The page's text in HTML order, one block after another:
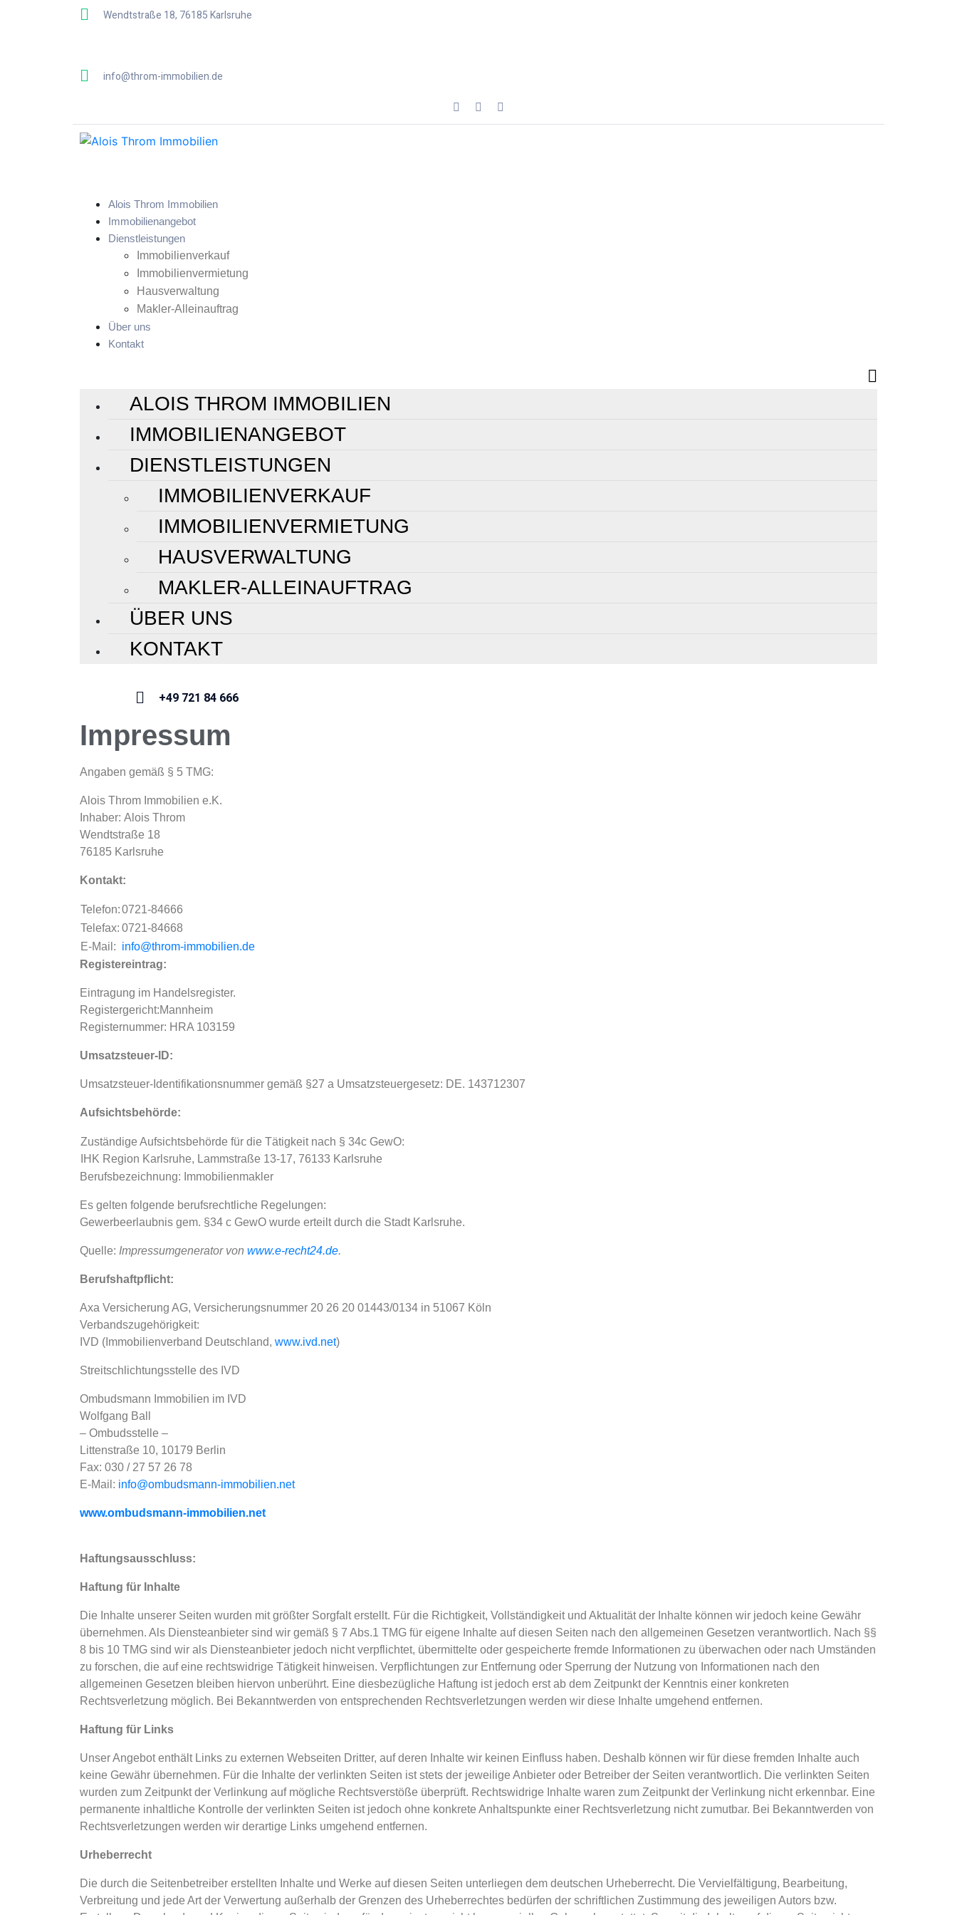
Wendtstraße 18, 76185 Karlsruhe
info@throm-immobilien.de
Alois Throm Immobilien
Immobilienangebot
Dienstleistungen
Immobilienverkauf
Immobilienvermietung
Hausverwaltung
Makler-Alleinauftrag
Über uns
Kontakt
ALOIS THROM IMMOBILIEN
IMMOBILIENANGEBOT
DIENSTLEISTUNGEN
IMMOBILIENVERKAUF
IMMOBILIENVERMIETUNG
HAUSVERWALTUNG
MAKLER-ALLEINAUFTRAG
ÜBER UNS
KONTAKT
+49 721 84 666
Impressum
Angaben gemäß § 5 TMG:
Alois Throm Immobilien e.K.
Inhaber: Alois Throm
Wendtstraße 18
76185 Karlsruhe
Kontakt:
Telefon:0721-84666
Telefax: 0721-84668
E-Mail: info@throm-immobilien.de
Registereintrag:
Eintragung im Handelsregister.
Registergericht:Mannheim
Registernummer: HRA 103159
Umsatzsteuer-ID:
Umsatzsteuer-Identifikationsnummer gemäß §27 a Umsatzsteuergesetz: DE. 143712307
Aufsichtsbehörde:
Zuständige Aufsichtsbehörde für die Tätigkeit nach § 34c GewO:
IHK Region Karlsruhe, Lammstraße 13-17, 76133 Karlsruhe
Berufsbezeichnung: Immobilienmakler
Es gelten folgende berufsrechtliche Regelungen:
Gewerbeerlaubnis gem. §34 c GewO wurde erteilt durch die Stadt Karlsruhe.
Quelle: Impressumgenerator von www.e-recht24.de.
Berufshaftpflicht:
Axa Versicherung AG, Versicherungsnummer 20 26 20 01443/0134 in 51067 Köln
Verbandszugehörigkeit:
IVD (Immobilienverband Deutschland, www.ivd.net)
Streitschlichtungsstelle des IVD
Ombudsmann Immobilien im IVD
Wolfgang Ball
– Ombudsstelle –
Littenstraße 10, 10179 Berlin
Fax: 030 / 27 57 26 78
E-Mail: info@ombudsmann-immobilien.net
www.ombudsmann-immobilien.net
Haftungsausschluss:
Haftung für Inhalte
Die Inhalte unserer Seiten wurden mit größter Sorgfalt erstellt. Für die Richtigkeit, Vollständigkeit und Aktualität der Inhalte können wir jedoch keine Gewähr
übernehmen. Als Diensteanbieter sind wir gemäß § 7 Abs.1 TMG für eigene Inhalte auf diesen Seiten nach den allgemeinen Gesetzen verantwortlich. Nach §§
8 bis 10 TMG sind wir als Diensteanbieter jedoch nicht verpflichtet, übermittelte oder gespeicherte fremde Informationen zu überwachen oder nach Umständen
zu forschen, die auf eine rechtswidrige Tätigkeit hinweisen. Verpflichtungen zur Entfernung oder Sperrung der Nutzung von Informationen nach den
allgemeinen Gesetzen bleiben hiervon unberührt. Eine diesbezügliche Haftung ist jedoch erst ab dem Zeitpunkt der Kenntnis einer konkreten
Rechtsverletzung möglich. Bei Bekanntwerden von entsprechenden Rechtsverletzungen werden wir diese Inhalte umgehend entfernen.
Haftung für Links
Unser Angebot enthält Links zu externen Webseiten Dritter, auf deren Inhalte wir keinen Einfluss haben. Deshalb können wir für diese fremden Inhalte auch
keine Gewähr übernehmen. Für die Inhalte der verlinkten Seiten ist stets der jeweilige Anbieter oder Betreiber der Seiten verantwortlich. Die verlinkten Seiten
wurden zum Zeitpunkt der Verlinkung auf mögliche Rechtsverstöße überprüft. Rechtswidrige Inhalte waren zum Zeitpunkt der Verlinkung nicht erkennbar. Eine
permanente inhaltliche Kontrolle der verlinkten Seiten ist jedoch ohne konkrete Anhaltspunkte einer Rechtsverletzung nicht zumutbar. Bei Bekanntwerden von
Rechtsverletzungen werden wir derartige Links umgehend entfernen.
Urheberrecht
Die durch die Seitenbetreiber erstellten Inhalte und Werke auf diesen Seiten unterliegen dem deutschen Urheberrecht. Die Vervielfältigung, Bearbeitung,
Verbreitung und jede Art der Verwertung außerhalb der Grenzen des Urheberrechtes bedürfen der schriftlichen Zustimmung des jeweiligen Autors bzw.